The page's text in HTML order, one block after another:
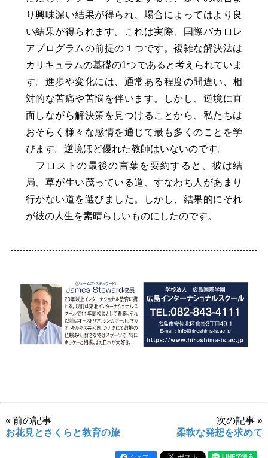
り興味深い結果が得られ、場合によってはより良
い結果が得られます。これは実際、国際バカロレ
アプログラムの前提の１つです。複雑な解決法は
カリキュラムの基礎の1つであると考えられていま
す。進歩や変化には、通常ある程度の間違い、相
対的な苦痛や苦悩を伴います。しかし、逆境に直
面しながら解決策を見つけることから、私たちは
おそらく様々な感情を通じて最も多くのことを学
びます。逆境ほど優れた教師はいないのです。
フロストの最後の言葉を要約すると、彼は結
局、草が生い茂っている道、すなわち人があまり
行かない道を選びました。しかし、結果的にそれ
が彼の人生を素晴らしいものにしたのです。
« 前の記事
お花見とさくらと教育の旅
次の記事 »
柔軟な発想を求めて